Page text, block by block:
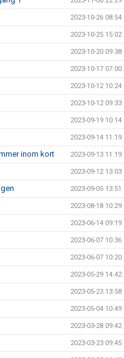
2023-10-26 08:54
2023-10-25 15:02
2023-10-20 09:38
2023-10-17 07:00
2023-10-12 10:24
2023-10-12 09:33
2023-09-19 10:14
2023-09-14 11:19
inom kort 2023-09-13 11:19
2023-09-12 13:03
2023-09-05 13:51
2023-08-18 10:29
2023-06-14 09:19
2023-06-07 10:36
2023-06-07 10:20
2023-05-29 14:42
2023-05-23 13:58
2023-05-04 10:49
2023-03-28 09:42
2023-03-23 09:45